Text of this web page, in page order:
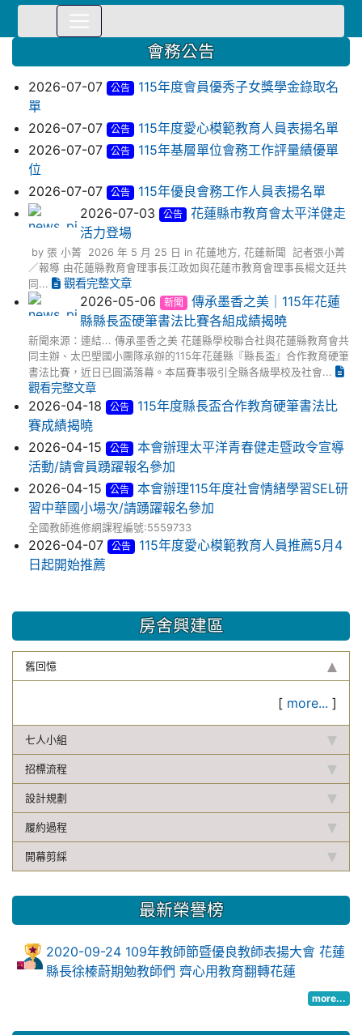
會務公告
2026-07-07 公告
115年度會員優秀子女獎學金錄取名
單
2026-07-07
公告
115年度愛心模範教育人員表揚名單
2026-07-07
公告
115年基層單位會務工作評量績優單
位
2026-07-07
公告
115年優良會務工作人員表揚名單
2026-07-03
公告
花蓮縣市教育會太平洋健走
活力登場
by 張 小菁 2026 年 5 月 25 日 in 花蓮地方, 花蓮新聞 記者張小菁
／報導 由花蓮縣教育會理事長江政如與花蓮市教育會理事長楊文廷共
同...
觀看完整文章
2026-05-06 新聞
傳承墨香之美｜115年花蓮
縣縣長盃硬筆書法比賽各組成績揭曉
新聞來源：連結... 傳承墨香之美 花蓮縣學校聯合社與花蓮縣教育會共
同主辦、太巴塱國小團隊承辦的115年花蓮縣『縣長盃』合作教育硬筆
書法比賽，近日已圓滿落幕。本屆賽事吸引全縣各級學校及社會...
觀看完整文章
2026-04-18 公告
115年度縣長盃合作教育硬筆書法比
賽成績揭曉
2026-04-15
公告
本會辦理太平洋青春健走暨政令宣導
活動/請會員踴躍報名參加
2026-04-15
公告
本會辦理115年度社會情緒學習SEL研
習中華國小場次/請踴躍報名參加
全國教師進修網課程編號:5559733
2026-04-07 公告
115年度愛心模範教育人員推薦5月4
日起開始推薦
房舍興建區
舊回憶
[ more... ]
七人小組
招標流程
設計規劃
履約過程
開幕剪綵
最新榮譽榜
2020-09-24 109年教師節暨優良教師表揚大會 花蓮
縣長徐榛蔚期勉教師們 齊心用教育翻轉花蓮
more...